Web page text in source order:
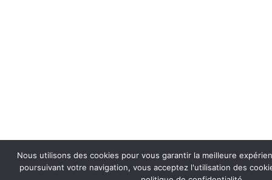
Nous utilisons des cookies pour vous garantir la meilleure
poursuivant votre navigation, vous acceptez l'utilisation des